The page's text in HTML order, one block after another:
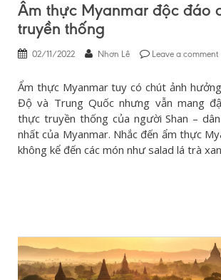
Âm thực Myanmar độc đáo
truyền thống
02/11/2022 Nhơn Lê Leave a comment
Ẩm thực Myanmar tuy có chút ảnh
Độ và Trung Quốc nhưng vẫn mang
thực truyền thống của người Shan –
nhất của Myanmar. Nhắc đến ẩm thực
không kể đến các món như salad lá trà